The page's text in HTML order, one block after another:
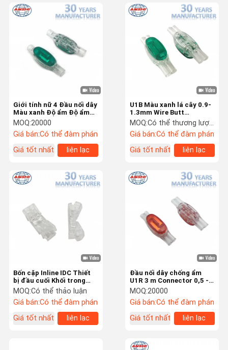
U1B Màu xanh lá cây 0.9-
1.3mm Wire Butt
Connector ẩm chống IDC
Terminal Block
MOQ:Có thể thương lượng
Giá bán:Có thể đàm phán
Giá tốt nhất
liên lạc
Giới tính nữ 4 Đầu nối dây
Màu xanh Độ ẩm Độ ẩm
0,091 "Cách điện tối đa
MOQ:20000
Giá bán:Có thể đàm phán
Giá tốt nhất
liên lạc
Đầu nối dây chống ẩm
U1R 3 m Connector 0,5 -
0,9mm Không độc hại
MOQ:20000
Giá bán:Có thể đàm phán
Giá tốt nhất
liên lạc
Bốn cặp Inline IDC Thiết
bị đầu cuối Khối trong
suốt Khóa chung Vật liệu
tác động cao
MOQ:Có thể thảo luận
Giá bán:Có thể đàm phán
Giá tốt nhất
liên lạc